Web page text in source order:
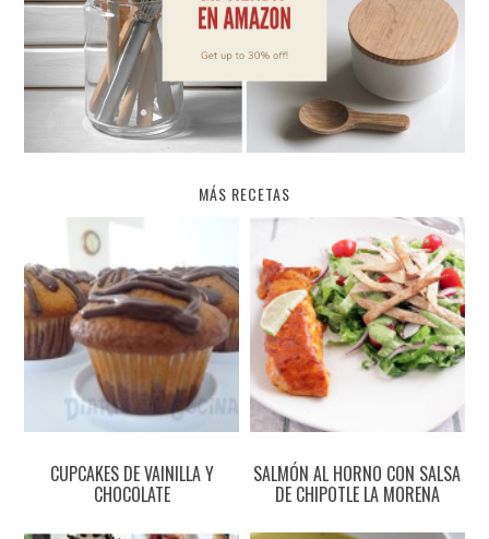
MÁS RECETAS
CUPCAKES DE VAINILLA Y
CHOCOLATE
SALMÓN AL HORNO CON SALSA
DE CHIPOTLE LA MORENA